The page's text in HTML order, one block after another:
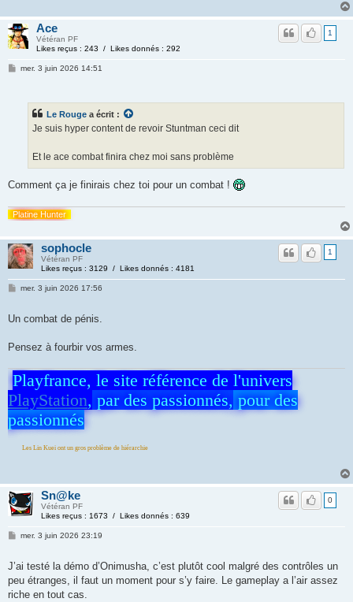
Ace
Vétéran PF
Likes reçus : 243 / Likes donnés : 292
1
mer. 3 juin 2026 14:51
Le Rouge a écrit :
Je suis hyper content de revoir Stuntman ceci dit
Et le ace combat finira chez moi sans problème
Comment ça je finirais chez toi pour un combat !
Platine Hunter
sophocle
Vétéran PF
Likes reçus : 3129 / Likes donnés : 4181
1
mer. 3 juin 2026 17:56
Un combat de pénis.
Pensez à fourbir vos armes.
Playfrance, le site référence de l'univers
PlayStation, par des passionnés, pour des
passionnés
ont un gros problème de hiérarchie
Sn@ke
Vétéran PF
Likes reçus : 1673 / Likes donnés : 639
0
mer. 3 juin 2026 23:19
J’ai testé la démo d’Onimusha, c’est plutôt cool malgré des contrôles un
peu étranges, il faut un moment pour s’y faire. Le gameplay a l’air assez
riche en tout cas.